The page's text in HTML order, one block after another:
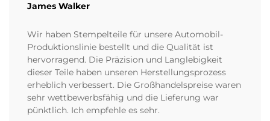
James Walker
Wir haben Stempelteile für unsere Automobil-
Produktionslinie bestellt und die Qualität ist
hervorragend. Die Präzision und Langlebigkeit
dieser Teile haben unseren Herstellungsprozess
erheblich verbessert. Die Großhandelspreise waren
sehr wettbewerbsfähig und die Lieferung war
pünktlich. Ich empfehle es sehr.